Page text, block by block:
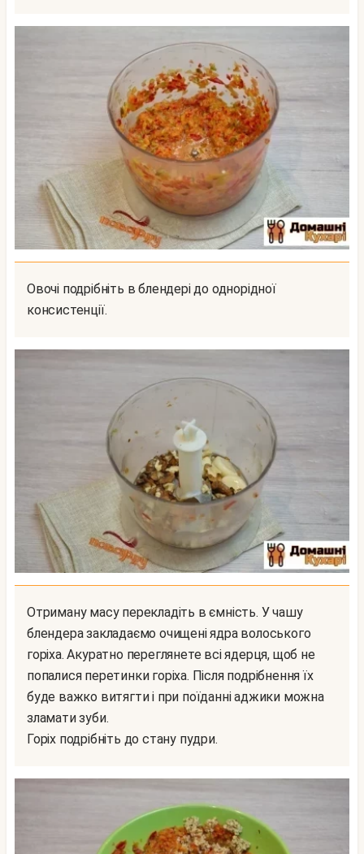
Овочі подрібніть в блендері до однорідної
консистенції.
Отриману масу перекладіть в ємність. У чашу
блендера закладаємо очищені ядра волоського
горіха. Акуратно переглянете всі ядерця, щоб не
попалися перетинки горіха. Після подрібнення їх
буде важко витягти і при поїданні аджики можна
зламати зуби.
Горіх подрібніть до стану пудри.